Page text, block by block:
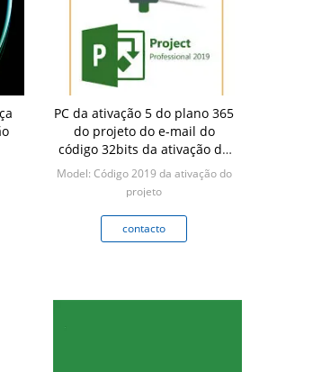
PC da ativação 5 do plano 365
do projeto do e-mail do
código 32bits da ativação da
tela do projeto 64Bit
Model: Código 2019 da ativação do
projeto
contacto